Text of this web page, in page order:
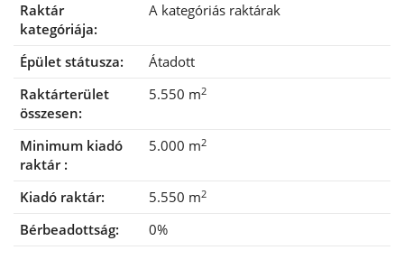
Raktár
kategóriája:
A kategóriás raktárak
Épület státusza:
Átadott
Raktárterület
összesen:
5.550 m2
Minimum kiadó
raktár :
5.000 m2
Kiadó raktár: 5.550 m2
Bérbeadottság: 0%